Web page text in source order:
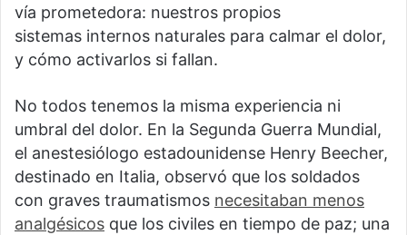
vía prometedora: nuestros propios
sistemas internos naturales para calmar el dolor,
y cómo activarlos si fallan.
No todos tenemos la misma experiencia ni
umbral del dolor. En la Segunda Guerra Mundial,
el anestesiólogo estadounidense Henry Beecher,
destinado en Italia, observó que los soldados
con graves traumatismos necesitaban menos
analgésicos que los civiles en tiempo de paz; una